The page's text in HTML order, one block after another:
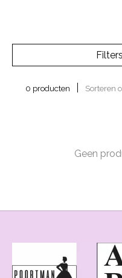
0 producten Sorteren
Geen